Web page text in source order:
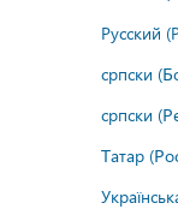
Русский
српски
српски
Татар